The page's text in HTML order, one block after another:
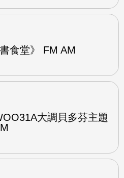
食堂》 FM AM
大調貝多芬主題